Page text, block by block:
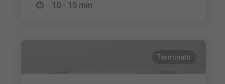
10 - 15 min
Terminato